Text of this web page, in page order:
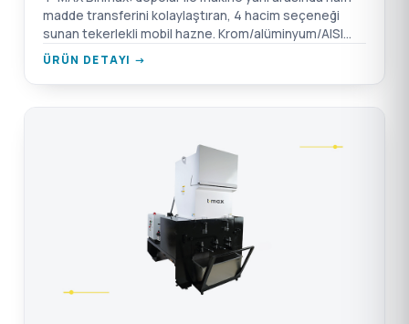
madde transferini kolaylaştıran, 4 hacim seçeneği
sunan tekerlekli mobil hazne. Krom/alüminyum/AISI
304 SST seçenekleri.
ÜRÜN DETAYI →